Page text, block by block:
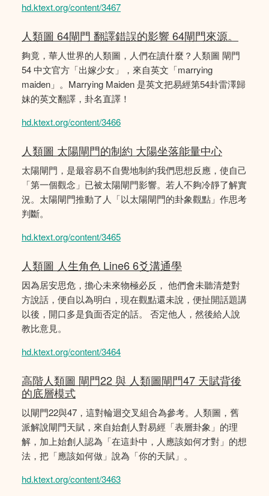
hd.ktext.org/content/3467
人類圖 64閘門 翻譯錯誤的影響 64閘門來源。
夠竟，華人世界的人類圖，人們在讀什麼？人類圖 閘門
54 中文官方「出嫁少女」，來自英文「marrying
maiden」。Marrying Maiden 是英文把易經第54卦雷澤歸
妹的英文翻譯，卦名直譯！
hd.ktext.org/content/3466
人類圖 太陽閘門的制約 大陽坐落能量中心
太陽閘門，是最容易不自覺地制約我們思想反應，使自己
「第一個觀念」已被太陽閘門影響。若人不夠冷靜了解實
況。太陽閘門推動了人「以太陽閘門的卦象觀點」作思考
判斷。
hd.ktext.org/content/3465
人類圖 人生角色 Line6 6爻溝通學
因為居安思危，擔心未來物極必反， 他們會未聽清楚對
方說話，便自以為明白，現在觀點還未說，便扯開話題講
以後，開口多是負面否定的話。 否定他人，然後給人說
教比意見。
hd.ktext.org/content/3464
高階人類圖 閘門22 與 人類圖閘門47 天賦背後
的底層模式
以閘門22與47，這對輪迴交叉組合為參考。人類圖，舊
派解說閘門天賦，來自始創人對易經「表層卦象」的理
解，加上始創人認為「在這卦中，人應該如何才對」的想
法，把「應該如何做」說為「你的天賦」。
hd.ktext.org/content/3463